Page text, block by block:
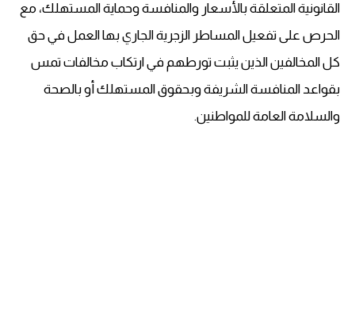
القانونية المتعلقة بالأسعار والمنافسة وحماية المستهلك، مع
الحرص على تفعيل المساطر الزجرية الجاري بها العمل في حق
كل المخالفين الذين يثبت تورطهم في ارتكاب مخالفات تمس
بقواعد المنافسة الشريفة وبحقوق المستهلك أو بالصحة
والسلامة العامة للمواطنين.